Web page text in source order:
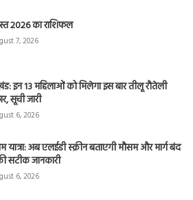
2026 का राशिफल
7, 2026
इन 13 महिलाओं को मिलेगा इस बार तीलू रौतेली
सूची जारी
6, 2026
यात्रा: अब एलईडी स्क्रीन बताएगी मौसम और मार्ग बंद
सटीक जानकारी
6, 2026